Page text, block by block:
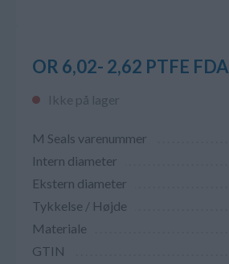
OR 6,02- 2,62 PTFE FDA
Ikke på lager
M Seals varenummer
Intern diameter
Ekstern diameter
Tykkelse / Højde
Materiale
GTIN